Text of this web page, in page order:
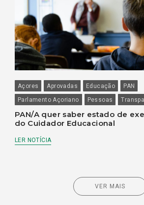
Açores Aprovadas Educação
PAN
Parlamento Açoriano
Pessoas
PAN/A quer saber estado de
do Cuidador Educacional
LER NOTÍCIA
VER MAIS